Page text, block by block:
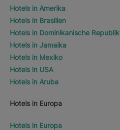
Hotels in Amerika
Hotels in Brasilien
Hotels in Dominikanische Republik
Hotels in Jamaika
Hotels in Mexiko
Hotels in USA
Hotels in Aruba
Hotels in Europa
Hotels in Europa